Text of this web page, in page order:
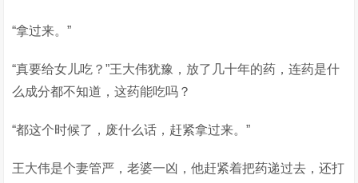
“拿过来。”
“真要给女儿吃？”王大伟犹豫，放了几十年的药，连药是什
么成分都不知道，这药能吃吗？
“都这个时候了，废什么话，赶紧拿过来。”
王大伟是个妻管严，老婆一凶，他赶紧着把药递过去，还打